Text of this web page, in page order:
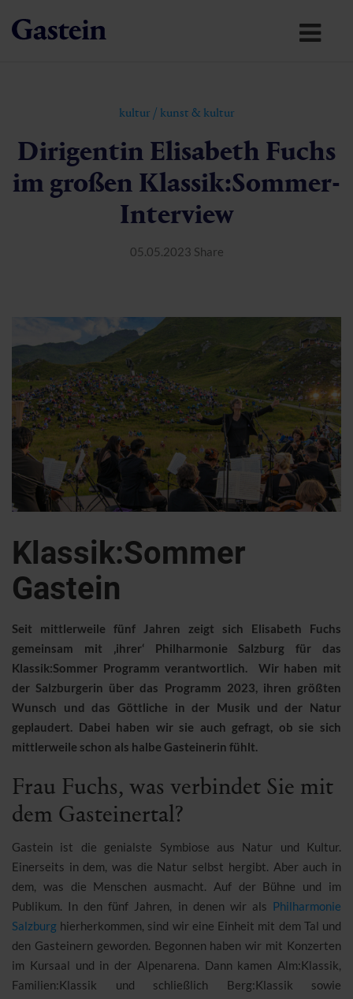
kultur / kunst & kultur
Dirigentin Elisabeth Fuchs
im großen Klassik:Sommer-
Interview
05.05.2023 Share
Klassik:Sommer
Gastein
Seit mittlerweile fünf Jahren zeigt sich Elisabeth Fuchs
gemeinsam mit ‚ihrer‘ Philharmonie Salzburg für das
Klassik:Sommer Programm verantwortlich. Wir haben mit
der Salzburgerin über das Programm 2023, ihren größten
Wunsch und das Göttliche in der Musik und der Natur
geplaudert. Dabei haben wir sie auch gefragt, ob sie sich
mittlerweile schon als halbe Gasteinerin fühlt.
Frau Fuchs, was verbindet Sie mit
dem Gasteinertal?
Gastein ist die genialste Symbiose aus Natur und Kultur.
Einerseits in dem, was die Natur selbst hergibt. Aber auch in
dem, was die Menschen ausmacht. Auf der Bühne und im
Publikum. In den fünf Jahren, in denen wir als Philharmonie
Salzburg hierherkommen, sind wir eine Einheit mit dem Tal und
den Gasteinern geworden. Begonnen haben wir mit Konzerten
im Kursaal und in der Alpenarena. Dann kamen Alm:Klassik,
Familien:Klassik und schließlich Berg:Klassik sowie